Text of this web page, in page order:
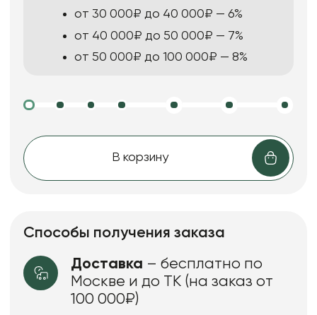
от 30 000₽ до 40 000₽ — 6%
от 40 000₽ до 50 000₽ — 7%
от 50 000₽ до 100 000₽ — 8%
В корзину
Способы получения заказа
Доставка – бесплатно по
Москве и до ТК (на заказ от
100 000₽)